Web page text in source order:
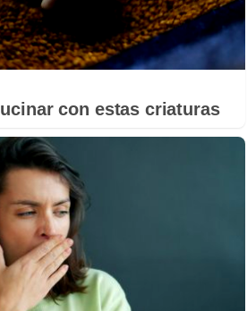
con estas criaturas